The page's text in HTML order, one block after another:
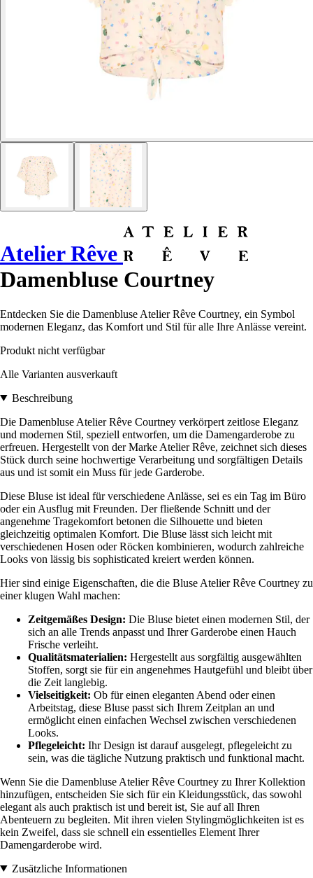
Atelier Rêve
Damenbluse Courtney
Entdecken Sie die Damenbluse Atelier Rêve Courtney, ein Symbol
modernen Eleganz, das Komfort und Stil für alle Ihre Anlässe vereint.
Produkt nicht verfügbar
Alle Varianten ausverkauft
Beschreibung
Die Damenbluse Atelier Rêve Courtney verkörpert zeitlose Eleganz
und modernen Stil, speziell entworfen, um die Damengarderobe zu
erfreuen. Hergestellt von der Marke Atelier Rêve, zeichnet sich dieses
Stück durch seine hochwertige Verarbeitung und sorgfältigen Details
aus und ist somit ein Muss für jede Garderobe.
Diese Bluse ist ideal für verschiedene Anlässe, sei es ein Tag im Büro
oder ein Ausflug mit Freunden. Der fließende Schnitt und der
angenehme Tragekomfort betonen die Silhouette und bieten
gleichzeitig optimalen Komfort. Die Bluse lässt sich leicht mit
verschiedenen Hosen oder Röcken kombinieren, wodurch zahlreiche
Looks von lässig bis sophisticated kreiert werden können.
Hier sind einige Eigenschaften, die die Bluse Atelier Rêve Courtney zu
einer klugen Wahl machen:
Zeitgemäßes Design: Die Bluse bietet einen modernen Stil, der
sich an alle Trends anpasst und Ihrer Garderobe einen Hauch
Frische verleiht.
Qualitätsmaterialien: Hergestellt aus sorgfältig ausgewählten
Stoffen, sorgt sie für ein angenehmes Hautgefühl und bleibt über
die Zeit langlebig.
Vielseitigkeit: Ob für einen eleganten Abend oder einen
Arbeitstag, diese Bluse passt sich Ihrem Zeitplan an und
ermöglicht einen einfachen Wechsel zwischen verschiedenen
Looks.
Pflegeleicht: Ihr Design ist darauf ausgelegt, pflegeleicht zu
sein, was die tägliche Nutzung praktisch und funktional macht.
Wenn Sie die Damenbluse Atelier Rêve Courtney zu Ihrer Kollektion
hinzufügen, entscheiden Sie sich für ein Kleidungsstück, das sowohl
elegant als auch praktisch ist und bereit ist, Sie auf all Ihren
Abenteuern zu begleiten. Mit ihren vielen Stylingmöglichkeiten ist es
kein Zweifel, dass sie schnell ein essentielles Element Ihrer
Damengarderobe wird.
Zusätzliche Informationen